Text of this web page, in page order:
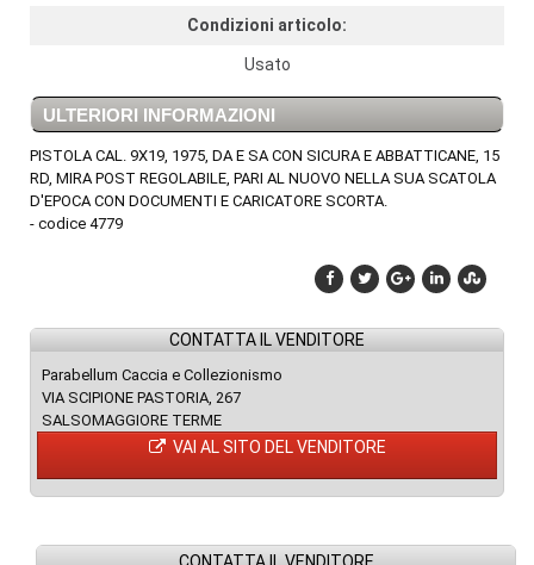
Condizioni articolo:
Usato
ULTERIORI INFORMAZIONI
PISTOLA CAL. 9X19, 1975, DA E SA CON SICURA E ABBATTICANE, 15
RD, MIRA POST REGOLABILE, PARI AL NUOVO NELLA SUA SCATOLA
D'EPOCA CON DOCUMENTI E CARICATORE SCORTA.
- codice 4779
CONTATTA IL VENDITORE
Parabellum Caccia e Collezionismo
VIA SCIPIONE PASTORIA, 267
SALSOMAGGIORE TERME
VAI AL SITO DEL VENDITORE
CONTATTA IL VENDITORE